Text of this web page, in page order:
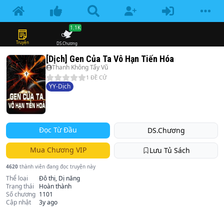
Truyện DS.Chương
1.1K
[Dịch] Gen Của Ta Vô Hạn Tiến Hóa
Thanh Không Tẩy Vũ
1 ĐỀ CỬ
YY-Dịch
Đọc Từ Đầu DS.Chương
Mua Chương VIP Lưu Tủ Sách
4620 thành viên đang đọc truyện này
Thể loại
Đô thị, Dị năng
Trạng thái
Hoàn thành
Số chương 1101
Cập nhật
3y ago